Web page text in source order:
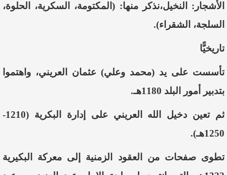
الأشجار: النخيل،نذكر منها: (المكتومة، السكرية، الحلوة،
السلجة، الشقراء).
تاريخيًّا
تأسست على يد (محمد وعلي) عثمان العريني، واهتموا
بتدبير أمور البلد 1180هـ.
ثم تعين دخيل الله العريني على إدارة البكرية (1210-
1250هـ).
تطوى صفحات من العقود الزمنية إلى معركة البكيرية